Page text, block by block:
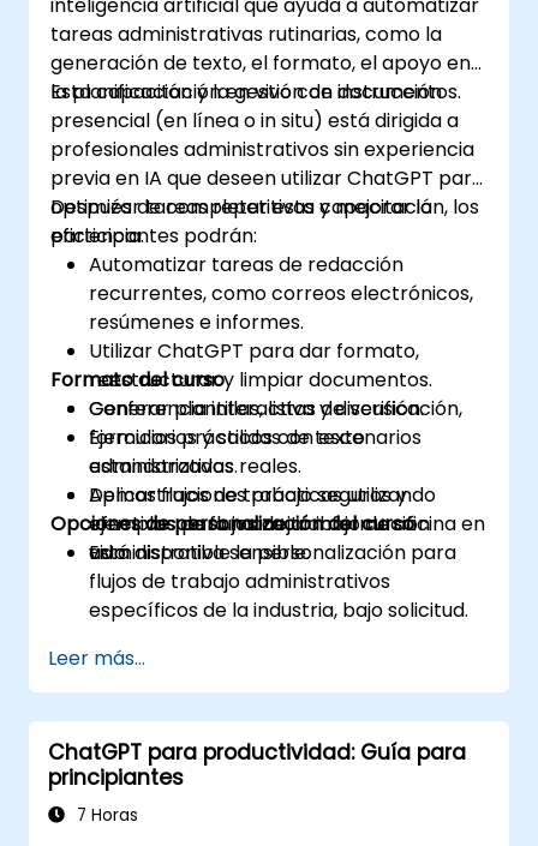
tareas administrativas rutinarias, como la
generación de texto, el formato, el apoyo en
la planificación y la gestión de documentos.
Esta capacitación en vivo con instrucción
presencial (en línea o in situ) está dirigida a
profesionales administrativos sin experiencia
previa en IA que deseen utilizar ChatGPT para
optimizar tareas repetitivas y mejorar la
eficiencia.
Después de completar esta capacitación, los
participantes podrán:
Automatizar tareas de redacción
recurrentes, como correos electrónicos,
resúmenes e informes.
Utilizar ChatGPT para dar formato,
reestructurar y limpiar documentos.
Generar plantillas, listas de verificación,
formularios y salidas de texto
estandarizadas.
Aplicar flujos de trabajo seguros y
efectivos para manejar información
administrativa sensible.
Formato del curso
Conferencia interactiva y discusión.
Ejercicios prácticos con escenarios
administrativos reales.
Demostraciones prácticas utilizando
ejemplos de flujos de trabajo de oficina en
vivo.
Opciones de personalización del curso
Está disponible la personalización para
flujos de trabajo administrativos
específicos de la industria, bajo solicitud.
Leer más...
ChatGPT para productividad: Guía para
principiantes
7 Horas